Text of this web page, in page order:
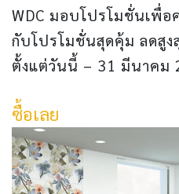
WDC มอบโปรโมชั่นเพื่
กับโปรโมชั่นสุดคุ้ม ลดสูง
ตั้งแต่วันนี้ – 31 มีนาคม
ซื้อเลย